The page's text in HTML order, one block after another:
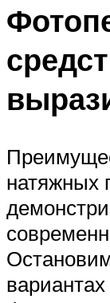
натяжных